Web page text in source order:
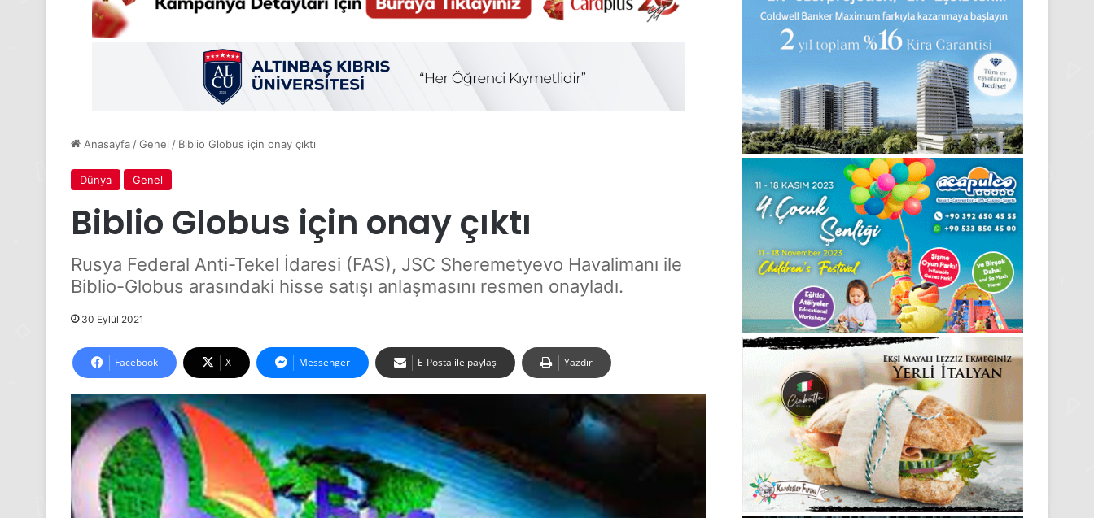
Anasayfa/Genel / Biblio Globus için onay çıktı
Dünya Genel
Biblio Globus için onay çıktı
Rusya Federal Anti-Tekel İdaresi (FAS), JSC Sheremetyevo Havalimanı ile
Biblio-Globus arasındaki hisse satışı anlaşmasını resmen onayladı.
30 Eylül 2021
Facebook X Messenger E-Posta ile paylaş Yazdır